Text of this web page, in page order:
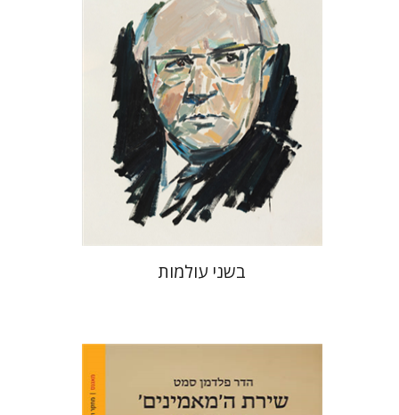
הנחת אתר ספר מודפס
$35
$32
בשני עולמות